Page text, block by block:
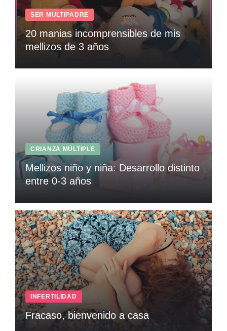
SER MULTIPADRE
20 manias incomprensibles de mis
mellizos de 3 años
CRIANZA MÚLTIPLE
Mellizos niño y niña: Desarrollo distinto
entre 0-3 años
INFERTILIDAD
Fracaso, bienvenido a casa